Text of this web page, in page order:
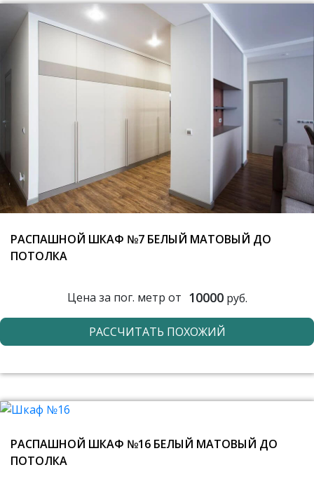
РАСПАШНОЙ ШКАФ №7 БЕЛЫЙ МАТОВЫЙ ДО
ПОТОЛКА
Цена за пог. метр от 10000руб.
РАССЧИТАТЬ ПОХОЖИЙ
РАСПАШНОЙ ШКАФ №16 БЕЛЫЙ МАТОВЫЙ ДО
ПОТОЛКА